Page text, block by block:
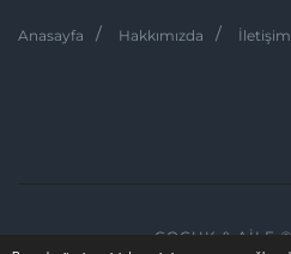
Anasayfa Hakkımızda İletişim
ÇOCUK & AILE